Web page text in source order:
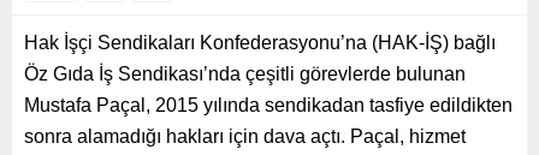
Hak İşçi Sendikaları Konfederasyonu’na (HAK-İŞ) bağlı
Öz Gıda İş Sendikası’nda çeşitli görevlerde bulunan
Mustafa Paçal, 2015 yılında sendikadan tasfiye edildikten
sonra alamadığı hakları için dava açtı. Paçal, hizmet